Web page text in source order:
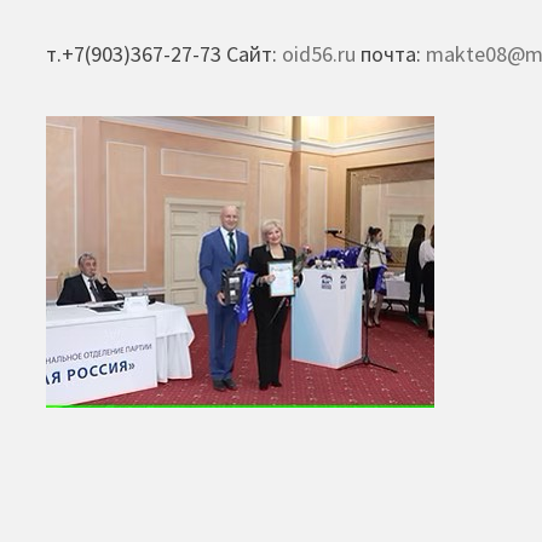
т.+7(903)367-27-73 Сайт: oid56.ru почта: